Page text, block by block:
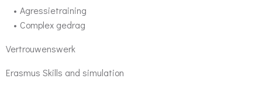
Agressietraining
Complex gedrag
Vertrouwenswerk
Erasmus Skills and simulation